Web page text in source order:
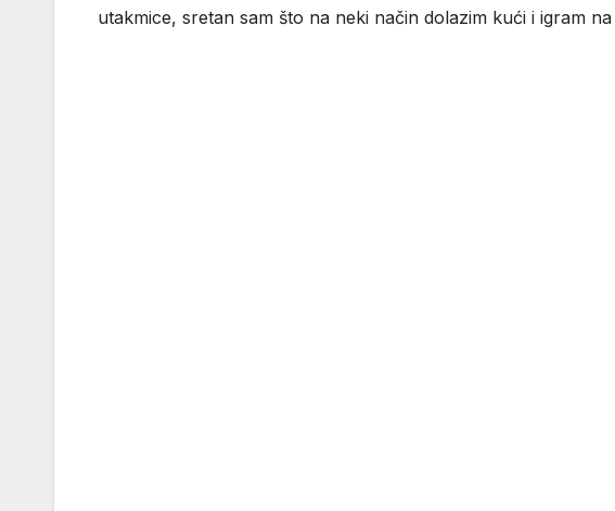
utakmice, sretan sam što na neki način dolazim kući i igram